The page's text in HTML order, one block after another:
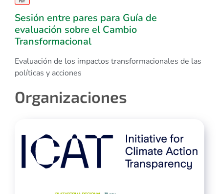
Sesión entre pares para Guía de
evaluación sobre el Cambio
Transformacional
Evaluación de los impactos transformacionales de las
políticas y acciones
Organizaciones